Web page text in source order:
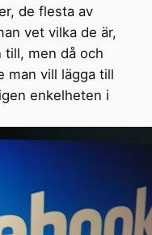
de flesta av
vet vilka de är,
till, men då och
man vill lägga till
enkelheten i